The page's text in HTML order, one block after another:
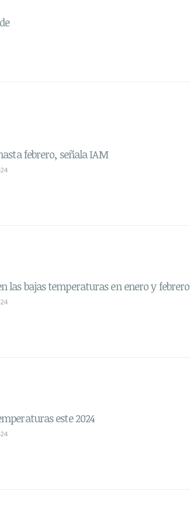
febrero, señala IAM
las bajas temperaturas en enero y febrero
este 2024